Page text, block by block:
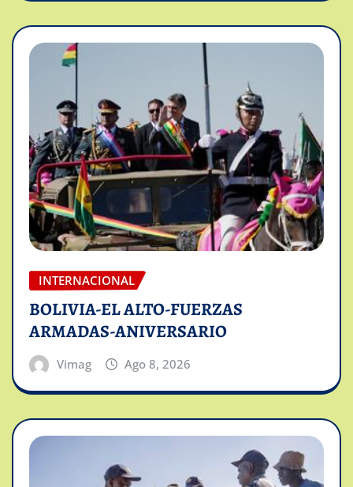
INTERNACIONAL
BOLIVIA-EL ALTO-FUERZAS
ARMADAS-ANIVERSARIO
Vimag Ago 8, 2026